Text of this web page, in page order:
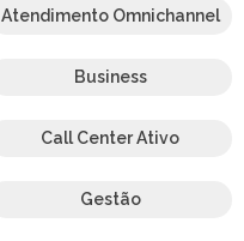
Atendimento Omnichannel
Business
Call Center Ativo
Gestão